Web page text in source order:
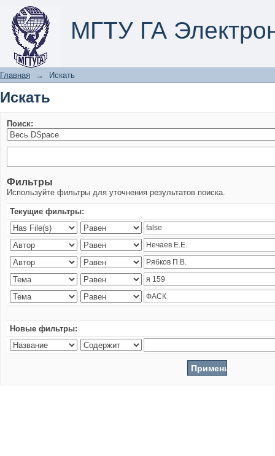
МГТУ ГА
Искать
Главная → Искать
Искать
Поиск:
Фильтры
Используйте фильтры для уточнения результатов поиска.
Текущие фильтры:
Новые фильтры: